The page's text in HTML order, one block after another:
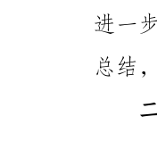
二、政策法规